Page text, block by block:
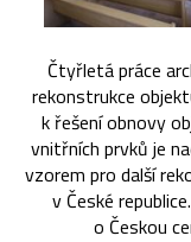
Čtyřletá práce
rekonstrukce
k řešení obnovy
vnitřních prvků je
vzorem pro další
v České
o Českou